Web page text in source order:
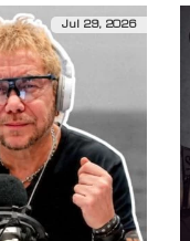
Jul 29, 2026